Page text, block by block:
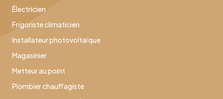
Électricien
Frigoriste climaticien
Installateur photovoltaïque
Magasinier
Metteur au point
Plombier chauffagiste